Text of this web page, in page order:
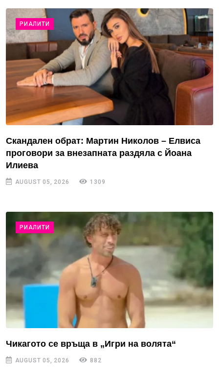
РИАЛИТИ
Скандален обрат: Мартин Николов – Елвиса
проговори за внезапната раздяла с Йоана
Илиева
AUGUST 05, 2026 1309
РИАЛИТИ
Чикагото се връща в „Игри на волята“
AUGUST 05, 2026 882